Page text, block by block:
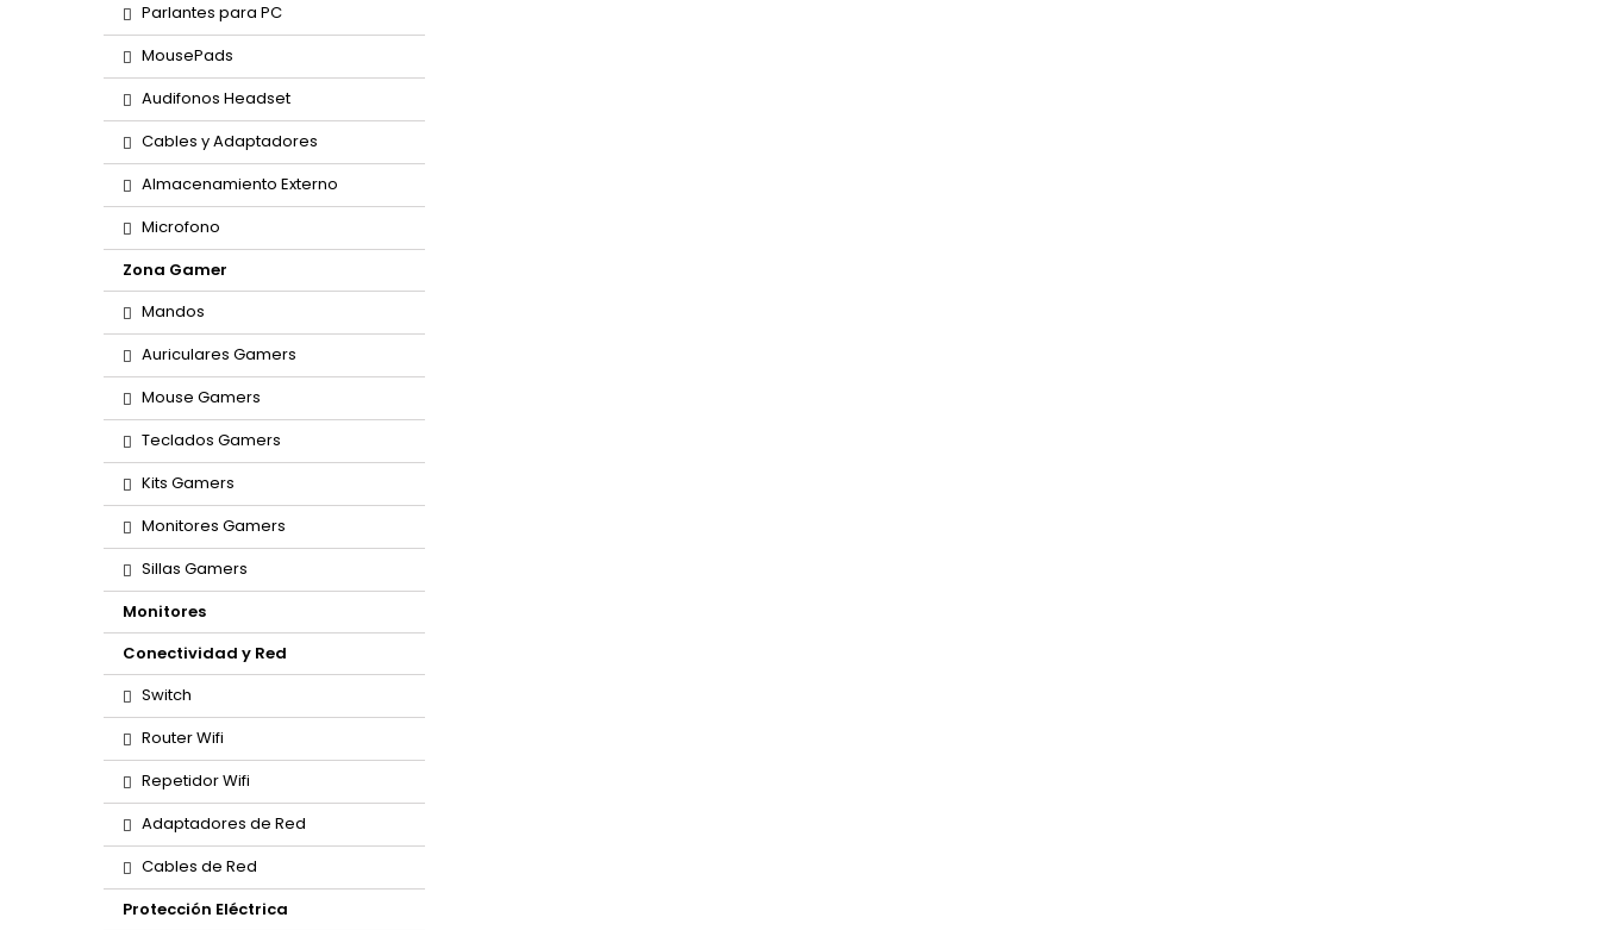
Parlantes para PC
MousePads
Audifonos Headset
Cables y Adaptadores
Almacenamiento Externo
Microfono
Zona Gamer
Mandos
Auriculares Gamers
Mouse Gamers
Teclados Gamers
Kits Gamers
Monitores Gamers
Sillas Gamers
Monitores
Conectividad y Red
Switch
Router Wifi
Repetidor Wifi
Adaptadores de Red
Cables de Red
Protección Eléctrica